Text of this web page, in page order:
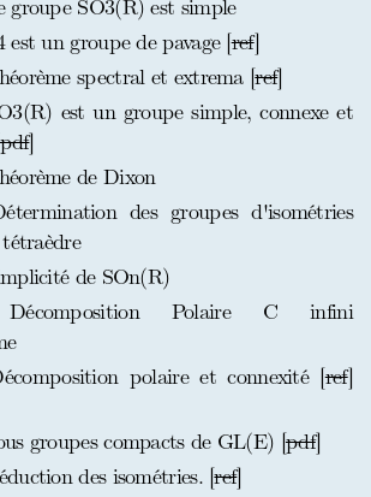
groupe SO3(R) est simple
est un groupe de pavage [ref]
spectral et extrema [ref]
est un groupe simple, connexe et
pdf]
de Dixon
des groupes d'isométries
de SOn(R)
Polaire C infini
polaire et connexité [ref]
groupes compacts de GL(E) [pdf]
des isométries. [ref]